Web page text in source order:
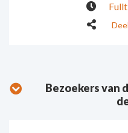
Bezoekers van